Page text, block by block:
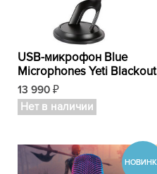
USB-микрофон Blue
Microphones Yeti Blackout
13 990 ₽
Нет в наличии